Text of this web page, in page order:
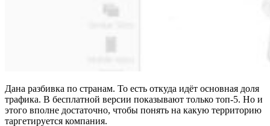
Дана разбивка по странам. То есть откуда идёт основная доля
трафика. В бесплатной версии показывают только топ-5. Но и
этого вполне достаточно, чтобы понять на какую территорию
таргетируется компания.